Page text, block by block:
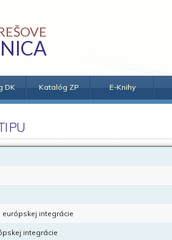
DK Katalóg ZP E-Knihy
PU
európskej integrácie
integrácie